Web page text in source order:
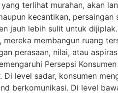
terlihat murahan, akan
kecantikan, persaingan
jauh lebih sulit untuk
membangun ruang
perasaan, nilai, atau
Persepsi
level sadar, konsumen
berkomunikasi. Di level